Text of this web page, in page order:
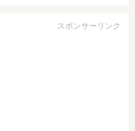
スポンサーリンク